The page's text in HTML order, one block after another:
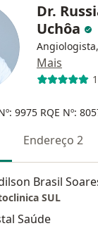
Dr.
Uchôa
Mais
9975 RQE Nº:
Endereço 2
SUL
Saúde